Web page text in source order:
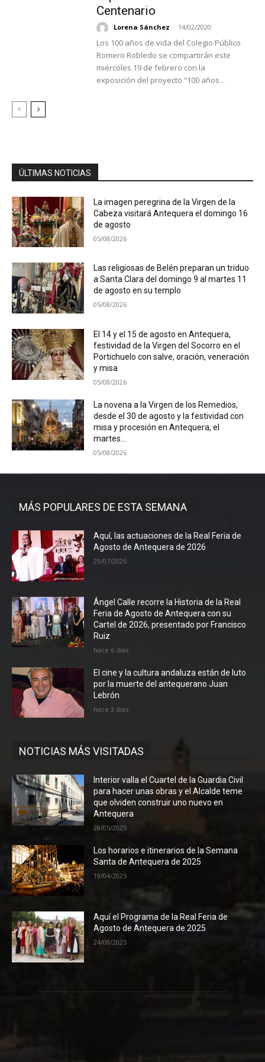
Centenario
Lorena Sánchez - 14/02/2020
Los 100 años de vida del Colegio Público
Romero Robledo se compartirán este
miércoles 19 de febrero con la
exposición del proyecto “100 años...
ÚLTIMAS NOTICIAS
La imagen peregrina de la Virgen de la
Cabeza visitará Antequera el domingo 16
de agosto
05/08/2026
Las religiosas de Belén preparan un triduo
a Santa Clara del domingo 9 al martes 11
de agosto en su templo
05/08/2026
El 14 y el 15 de agosto en Antequera,
festividad de la Virgen del Socorro en el
Portichuelo con salve, oración, veneración
y misa
05/08/2026
La novena a la Virgen de los Remedios,
desde el 30 de agosto y la festividad con
misa y procesión en Antequera, el
martes...
05/08/2026
MÁS POPULARES DE ESTA SEMANA
Aquí, las actuaciones de la Real Feria de
Agosto de Antequera de 2026
29/07/2026
Ángel Calle recorre la Historia de la Real
Feria de Agosto de Antequera con su
Cartel de 2026, presentado por Francisco
Ruiz
hace 6 días
El cine y la cultura andaluza están de luto
por la muerte del antequerano Juan
Lebrón
hace 3 días
NOTICIAS MÁS VISITADAS
Interior valla el Cuartel de la Guardia Civil
para hacer unas obras y el Alcalde teme
que olviden construir uno nuevo en
Antequera
28/05/2025
Los horarios e itinerarios de la Semana
Santa de Antequera de 2025
19/04/2025
Aquí el Programa de la Real Feria de
Agosto de Antequera de 2025
24/08/2025